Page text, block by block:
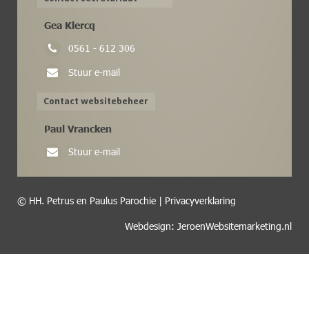
Gea Klercq
0561 - 612 306
Stuur e-mail
Contact websitebeheer
Paul Vrancken
Stuur e-mail
© HH. Petrus en Paulus Parochie | Privacyverklaring
Webdesign: JeroenWebsitemarketing.nl